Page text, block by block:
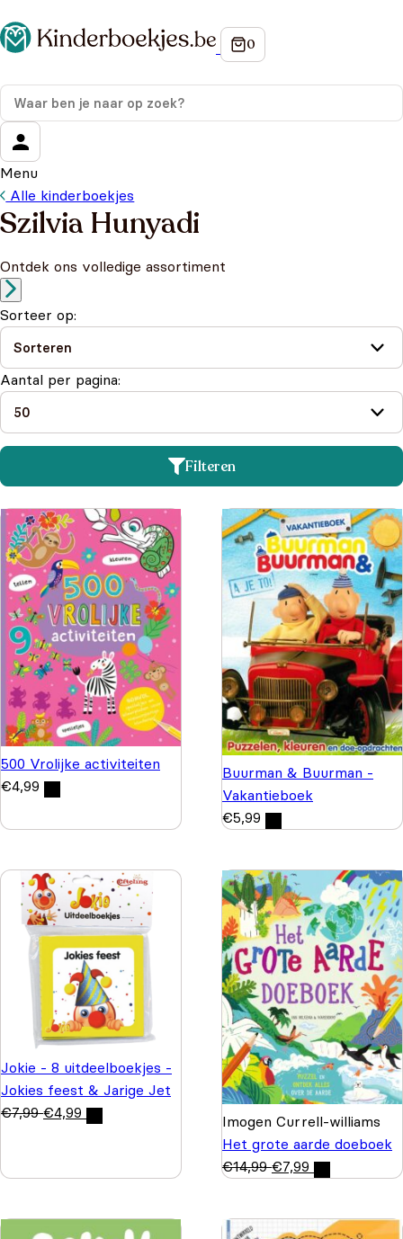
Menu
Alle kinderboekjes
Szilvia Hunyadi
Ontdek ons volledige assortiment
Sorteer op:
Aantal per pagina:
Filteren
500 Vrolijke activiteiten
€4,99
Buurman & Buurman -
Vakantieboek
€5,99
Jokie - 8 uitdeelboekjes -
Jokies feest & Jarige Jet
€7,99 €4,99
Imogen Currell-williams
Het grote aarde doeboek
€14,99 €7,99